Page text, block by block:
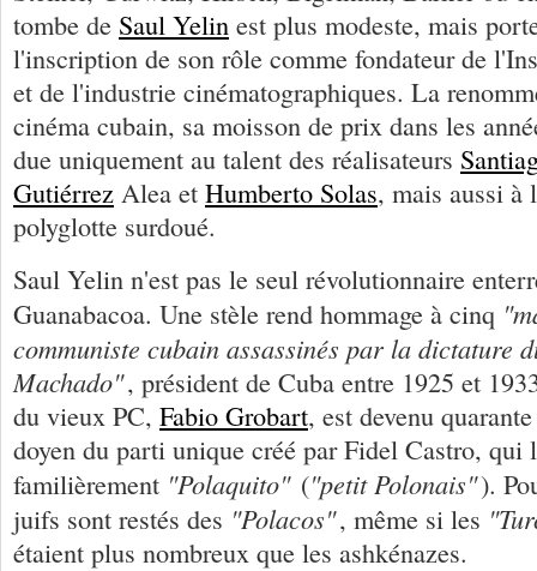
tombe de Saul Yelin est plus modeste, mais
l'inscription de son rôle comme fondateur de
et de l'industrie cinématographiques. La
cinéma cubain, sa moisson de prix dans les
due uniquement au talent des réalisateurs
Gutiérrez Alea et Humberto Solas, mais aussi à
polyglotte surdoué.
Saul Yelin n'est pas le seul révolutionnaire
Guanabacoa. Une stèle rend hommage à cinq
communiste cubain assassinés par la dictature
Machado", président de Cuba entre 1925 et
du vieux PC, Fabio Grobart, est devenu
doyen du parti unique créé par Fidel Castro, qui
familièrement "Polaquito" ("petit Polonais").
juifs sont restés des "Polacos", même si les
étaient plus nombreux que les ashkénazes.